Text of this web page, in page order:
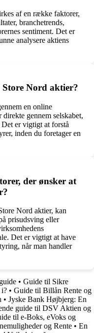
af en række faktorer,
branchetrends,
sentiment. Det er
analysere aktiens
Nord aktier?
en online
gennem selskabet,
er vigtigt at forstå
inden du foretager en
der ønsker at
Nord aktier, kan
prisudsving eller
Det er vigtigt at have
når man handler
• Guide til Sikre
i? • Guide til Billån Rente og
• Jyske Bank Højbjerg: En
guide til DSV Aktien og
til e-Boks, eVoks og
og Rente • En